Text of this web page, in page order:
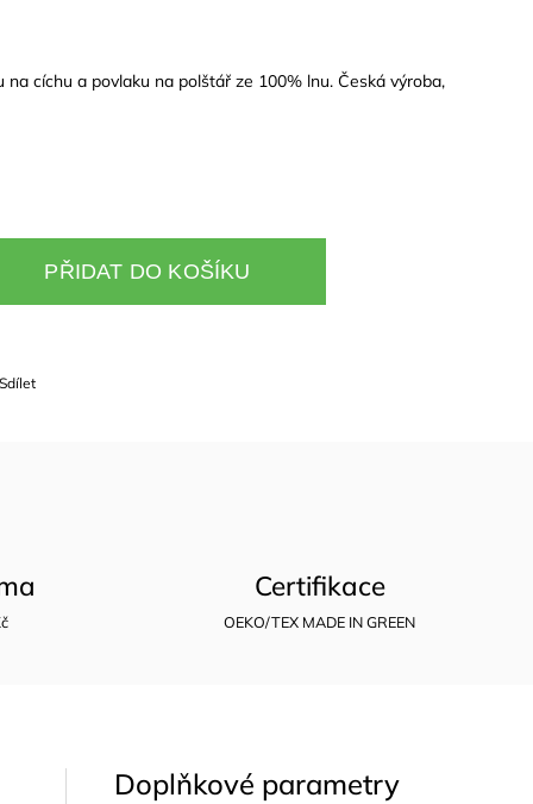
na cíchu a povlaku na polštář ze 100% lnu. Česká výroba,
PŘIDAT DO KOŠÍKU
Sdílet
Certifikace
OEKO/TEX MADE IN GREEN
Doplňkové parametry